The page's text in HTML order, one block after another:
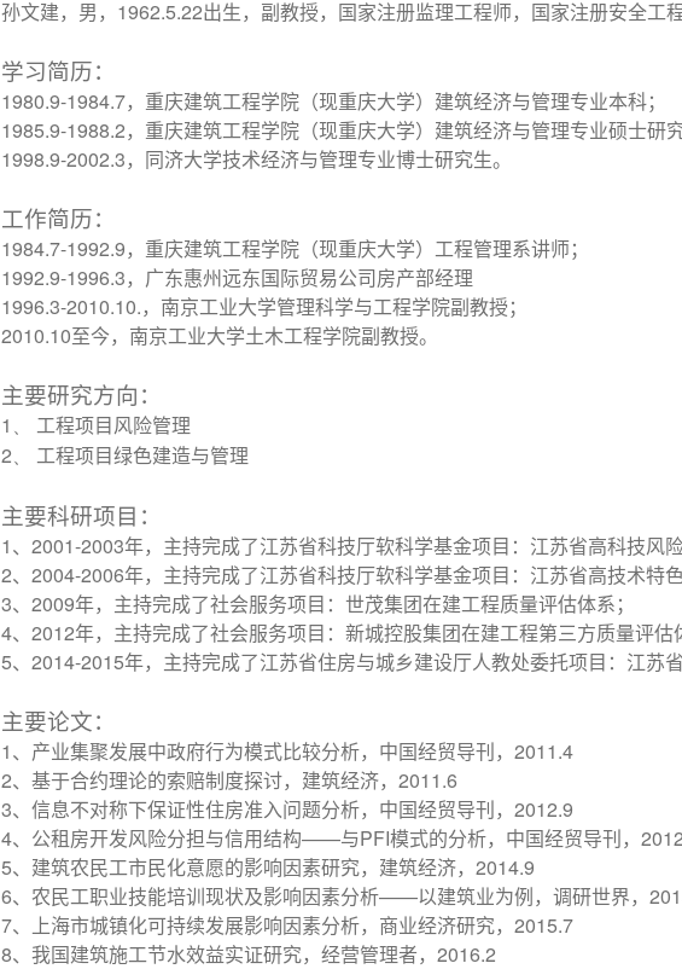
孙文建，男， 1962.5.22出生，副教授，国家注册监理工程师，国家注册安全工程
学习简历：
1980.9-1984.7，重庆建筑工程学院（现重庆大学）建筑经济与管理专业本科；
1985.9-1988.2 ，重庆建筑工程学院（现重庆大学）建筑经济与管理专业硕士研究
1998.9-2002.3 ，同济大学技术经济与管理专业博士研究生。
工作简历：
1984.7-1992.9 ，重庆建筑工程学院（现重庆大学）工程管理系讲师；
1992.9-1996.3 ，广东惠州远东国际贸易公司房产部经理
1996.3-2010.10. ，南京工业大学管理科学与工程学院副教授；
2010.10至今，南京工业大学土木工程学院副教授。
主要研究方向：
1、 工程项目风险管理
2、 工程项目绿色建造与管理
主要科研项目：
1 、 2001-2003年，主持完成了江苏省科技厅软科学基金项目：江苏省高科技风
2、 2004-2006年，主持完成了江苏省科技厅软科学基金项目：江苏省高技术特
3、 2009年，主持完成了社会服务项目：世茂集团在建工程质量评估体系；
4、 2012年，主持完成了社会服务项目：新城控股集团在建工程第三方质量评估
5、 2014-2015年，主持完成了江苏省住房与城乡建设厅人教处委托项目：江苏
主要论文：
1 、产业集聚发展中政府行为模式比较分析，中国经贸导刊， 2011.4
2、基于合约理论的索赔制度探讨，建筑经济， 2011.6
3、信息不对称下保证性住房准入问题分析，中国经贸导刊， 2012.9
4、公租房开发风险分担与信用结构——与PFI模式的分析，中国经贸导刊，
5、建筑农民工市民化意愿的影响因素研究，建筑经济， 2014.9
6、农民工职业技能培训现状及影响因素分析——以建筑业为例，调研世界，
7、上海市城镇化可持续发展影响因素分析，商业经济研究， 2015.7
8、我国建筑施工节水效益实证研究，经营管理者， 2016.2